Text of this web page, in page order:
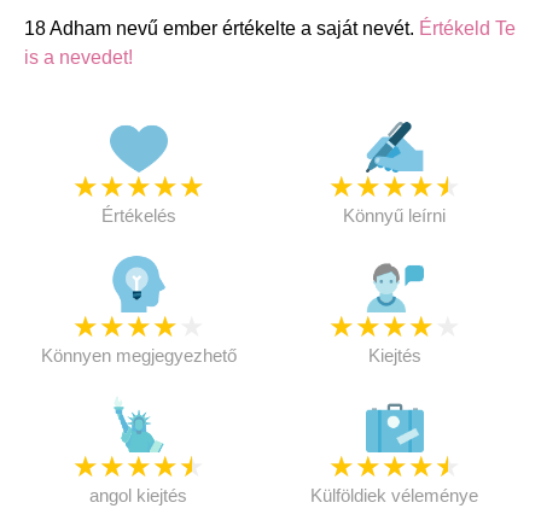
18 Adham nevű ember értékelte a saját nevét. Értékeld Te
is a nevedet!
★★★★★
Értékelés
★★★★★
Könnyű leírni
★★★★
Könnyen megjegyezhető
★★★★
Kiejtés
★★★★★
angol kiejtés
★★★★★
Külföldiek véleménye